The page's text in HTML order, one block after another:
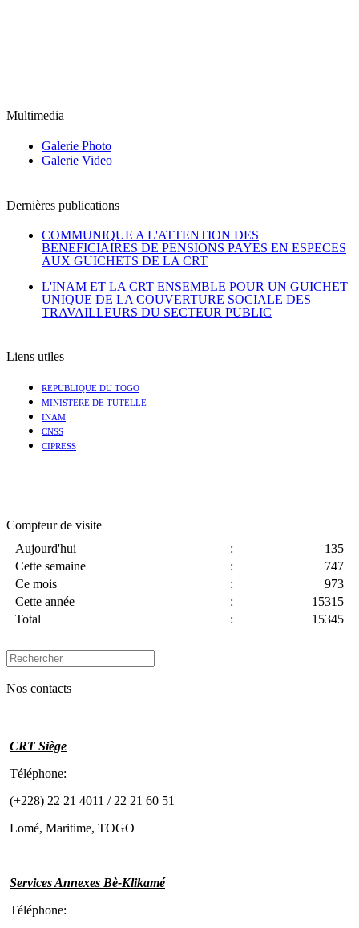
Multimedia
Galerie Photo
Galerie Video
Dernières publications
COMMUNIQUE A L'ATTENTION DES
BENEFICIAIRES DE PENSIONS PAYES EN ESPECES
AUX GUICHETS DE LA CRT
L'INAM ET LA CRT ENSEMBLE POUR UN GUICHET
UNIQUE DE LA COUVERTURE SOCIALE DES
TRAVAILLEURS DU SECTEUR PUBLIC
Liens utiles
REPUBLIQUE DU TOGO
MINISTERE DE TUTELLE
INAM
CNSS
CIPRESS
Compteur de visite
Aujourd'hui
:
135
Cette semaine
:
747
Ce mois
:
973
Cette année
:
15315
Total
: 15345
Nos contacts
CRT Siège
Téléphone:
(+228) 22 21 4011 / 22 21 60 51
Lomé, Maritime, TOGO
Services Annexes Bè-Klikamé
Téléphone: